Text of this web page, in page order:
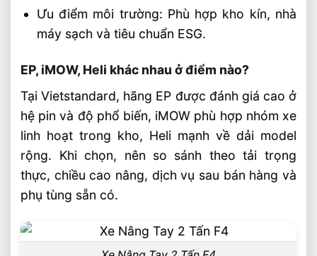
Ưu điểm môi trường: Phù hợp kho kín, nhà
máy sạch và tiêu chuẩn ESG.
EP, iMOW, Heli khác nhau ở điểm nào?
Tại Vietstandard, hãng EP được đánh giá cao ở
hệ pin và độ phổ biến, iMOW phù hợp nhóm xe
linh hoạt trong kho, Heli mạnh về dải model
rộng. Khi chọn, nên so sánh theo tải trọng
thực, chiều cao nâng, dịch vụ sau bán hàng và
phụ tùng sẵn có.